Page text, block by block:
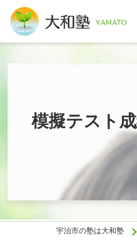
模擬テスト
宇治市の塾は大和塾